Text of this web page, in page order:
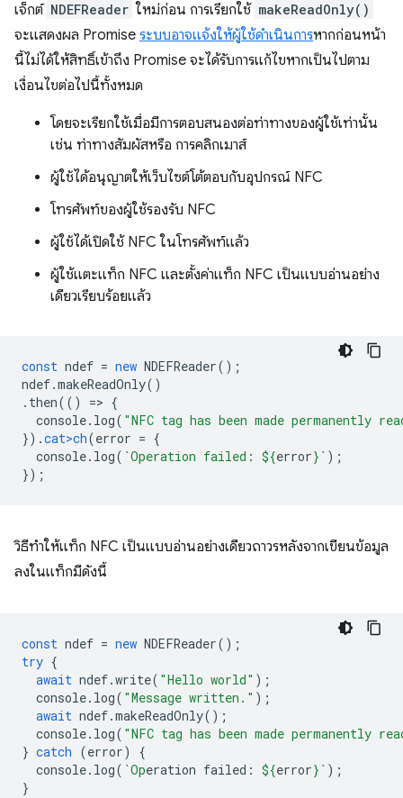
เจ็กต์ NDEFReader ใหม่ก่อน การเรียกใช้ makeReadOnly()
จะแสดงผล Promise ระบบอาจแจ้งให้ผู้ใช้ดำเนินการหากก่อนหน้า
นี้ไม่ได้ให้สิทธิ์เข้าถึง Promise จะได้รับการแก้ไขหากเป็นไปตาม
เงื่อนไขต่อไปนี้ทั้งหมด
โดยจะเรียกใช้เมื่อมีการตอบสนองต่อท่าทางของผู้ใช้เท่านั้น
เช่น ท่าทางสัมผัสหรือ การคลิกเมาส์
ผู้ใช้ได้อนุญาตให้เว็บไซต์โต้ตอบกับอุปกรณ์ NFC
โทรศัพท์ของผู้ใช้รองรับ NFC
ผู้ใช้ได้เปิดใช้ NFC ในโทรศัพท์แล้ว
ผู้ใช้แตะแท็ก NFC และตั้งค่าแท็ก NFC เป็นแบบอ่านอย่าง
เดียวเรียบร้อยแล้ว
const ndef = new NDEFReader();
ndef.makeReadOnly()
. then(() => {
console. log( "NFC tag has been made permanently
}).cat>ch(error = {
console. log( `Operation failed: ${error} ` );
});
วิธีทำให้แท็ก NFC เป็นแบบอ่านอย่างเดียวถาวรหลังจากเขียนข้อมูล
ลงในแท็กมีดังนี้
const ndef = new NDEFReader();
try {
await ndef.write( "Hello world" );
console. log( "Message written." );
await ndef.makeReadOnly();
console. log( "NFC tag has been made
} catch (error)
{
console. log( `Operation failed: ${error} ` );
}